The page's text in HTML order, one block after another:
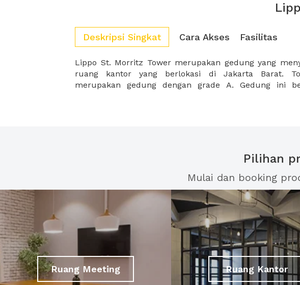
Deskripsi Singkat Cara Akses Fasilitas
Lippo St. Morritz Tower merupakan gedung yang
ruang kantor yang berlokasi di Jakarta Barat.
merupakan gedung dengan grade A. Gedung ini
denga Kantor Walikota Jakarta Barat, Lippo shoping
Pilihan
Mulai dan booking
Ruang Meeting Ruang Kantor